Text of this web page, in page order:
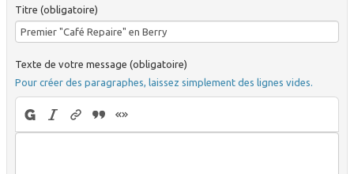
Titre (obligatoire)
Texte de votre message (obligatoire)
Pour créer des paragraphes, laissez simplement des lignes vides.